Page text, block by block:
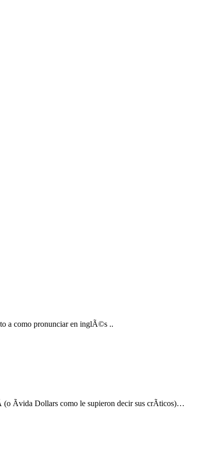
a como pronunciar en inglÃ©s ..
(o Ãvida Dollars como le supieron decir sus crÃ­ticos)…